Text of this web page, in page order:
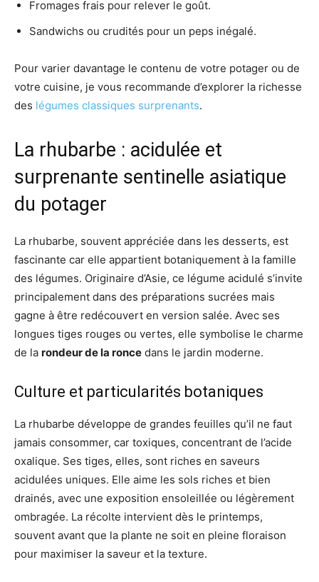
Fromages frais pour relever le goût.
Sandwichs ou crudités pour un peps inégalé.
Pour varier davantage le contenu de votre potager ou de
votre cuisine, je vous recommande d’explorer la richesse
des légumes classiques surprenants.
La rhubarbe : acidulée et
surprenante sentinelle asiatique
du potager
La rhubarbe, souvent appréciée dans les desserts, est
fascinante car elle appartient botaniquement à la famille
des légumes. Originaire d’Asie, ce légume acidulé s’invite
principalement dans des préparations sucrées mais
gagne à être redécouvert en version salée. Avec ses
longues tiges rouges ou vertes, elle symbolise le charme
de la rondeur de la ronce dans le jardin moderne.
Culture et particularités botaniques
La rhubarbe développe de grandes feuilles qu’il ne faut
jamais consommer, car toxiques, concentrant de l’acide
oxalique. Ses tiges, elles, sont riches en saveurs
acidulées uniques. Elle aime les sols riches et bien
drainés, avec une exposition ensoleillée ou légèrement
ombragée. La récolte intervient dès le printemps,
souvent avant que la plante ne soit en pleine floraison
pour maximiser la saveur et la texture.